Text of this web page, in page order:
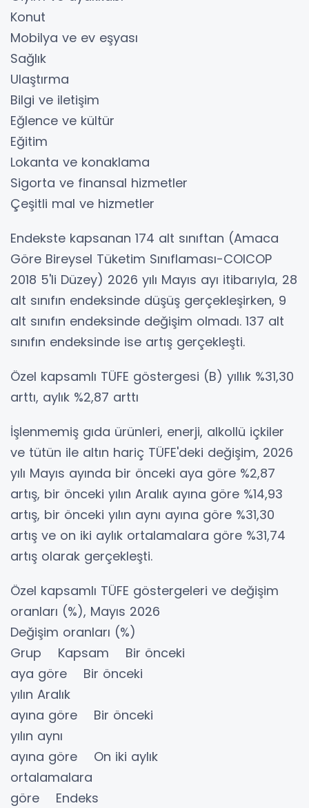
Konut
Mobilya ve ev eşyası
Sağlık
Ulaştırma
Bilgi ve iletişim
Eğlence ve kültür
Eğitim
Lokanta ve konaklama
Sigorta ve finansal hizmetler
Çeşitli mal ve hizmetler
Endekste kapsanan 174 alt sınıftan (Amaca
Göre Bireysel Tüketim Sınıflaması-COICOP
2018 5'li Düzey) 2026 yılı Mayıs ayı itibarıyla, 28
alt sınıfın endeksinde düşüş gerçekleşirken, 9
alt sınıfın endeksinde değişim olmadı. 137 alt
sınıfın endeksinde ise artış gerçekleşti.
Özel kapsamlı TÜFE göstergesi (B) yıllık %31,30
arttı, aylık %2,87 arttı
İşlenmemiş gıda ürünleri, enerji, alkollü içkiler
ve tütün ile altın hariç TÜFE'deki değişim, 2026
yılı Mayıs ayında bir önceki aya göre %2,87
artış, bir önceki yılın Aralık ayına göre %14,93
artış, bir önceki yılın aynı ayına göre %31,30
artış ve on iki aylık ortalamalara göre %31,74
artış olarak gerçekleşti.
Özel kapsamlı TÜFE göstergeleri ve değişim
oranları (%), Mayıs 2026
Değişim oranları (%)
Grup Kapsam Bir önceki
aya göre Bir önceki
yılın Aralık
ayına göre Bir önceki
yılın aynı
ayına göre On iki aylık
ortalamalara
göre Endeks